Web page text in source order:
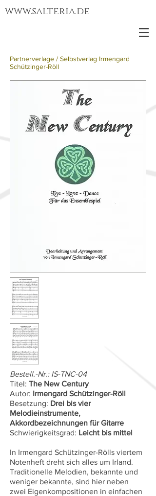
www.salteria.de
Partnerverlage / Selbstverlag Irmengard
Schützinger-Röll
Bestell.-Nr.: IS-TNC-04
Titel: The New Century
Autor: Irmengard Schützinger-Röll
Besetzung: Drei bis vier
Melodieinstrumente,
Akkordbezeichnungen für Gitarre
Schwierigkeitsgrad: Leicht bis mittel
In Irmengard Schützinger-Rölls viertem
Notenheft dreht sich alles um Irland.
Traditionelle Melodien, bekannte und
weniger bekannte, sind hier neben
zwei Eigenkompositionen in einfachen